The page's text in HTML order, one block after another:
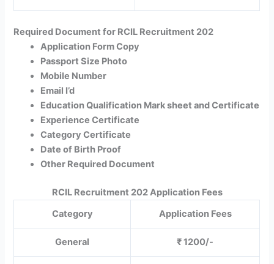
Required Document for RCIL Recruitment 202
Application Form Copy
Passport Size Photo
Mobile Number
Email I’d
Education Qualification Mark sheet and Certificate
Experience Certificate
Category Certificate
Date of Birth Proof
Other Required Document
RCIL Recruitment 202 Application Fees
Category
Application Fees
General ₹ 1200/-